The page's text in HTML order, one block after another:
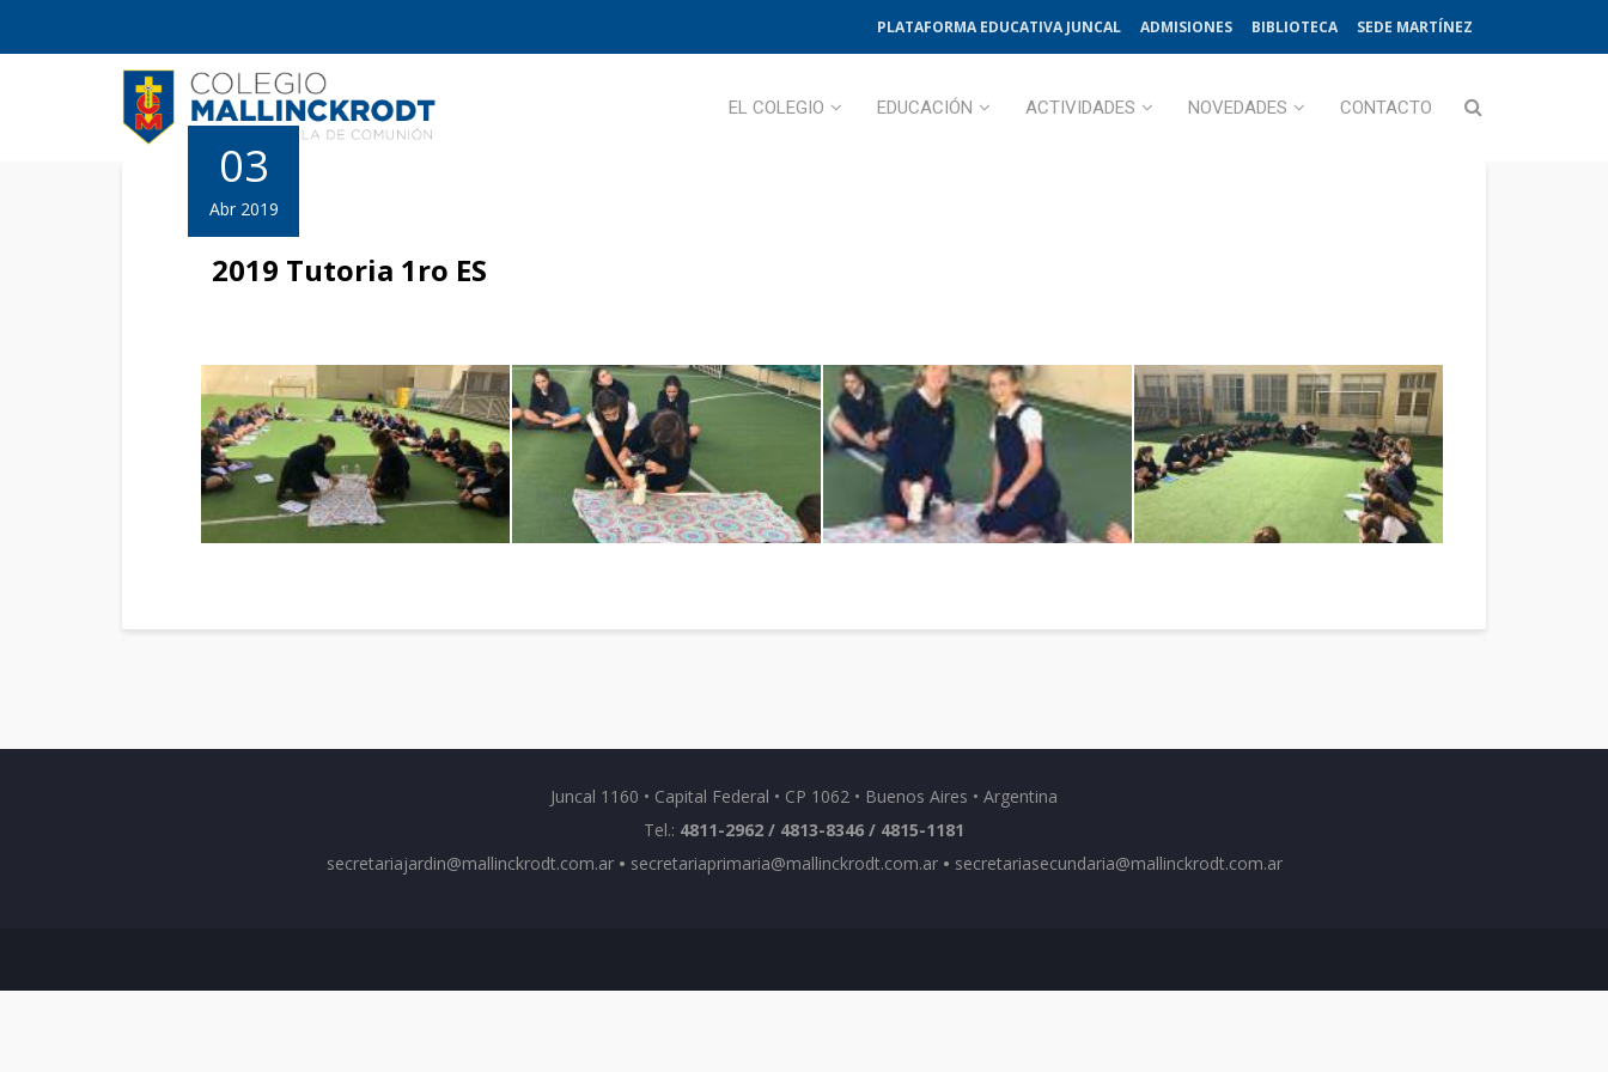
PLATAFORMA EDUCATIVA JUNCAL ADMISIONES BIBLIOTECA SEDE MARTÍNEZ
EL COLEGIO EDUCACIÓN ACTIVIDADES NOVEDADES CONTACTO
03
Abr 2019
2019 Tutoria 1ro ES
Juncal 1160 • Capital Federal • CP 1062 • Buenos Aires • Argentina
Tel.: 4811-2962 / 4813-8346 / 4815-1181
secretariajardin@mallinckrodt.com.ar • secretariaprimaria@mallinckrodt.com.ar • secretariasecundaria@mallinckrodt.com.ar